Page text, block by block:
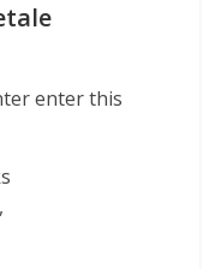
enter this